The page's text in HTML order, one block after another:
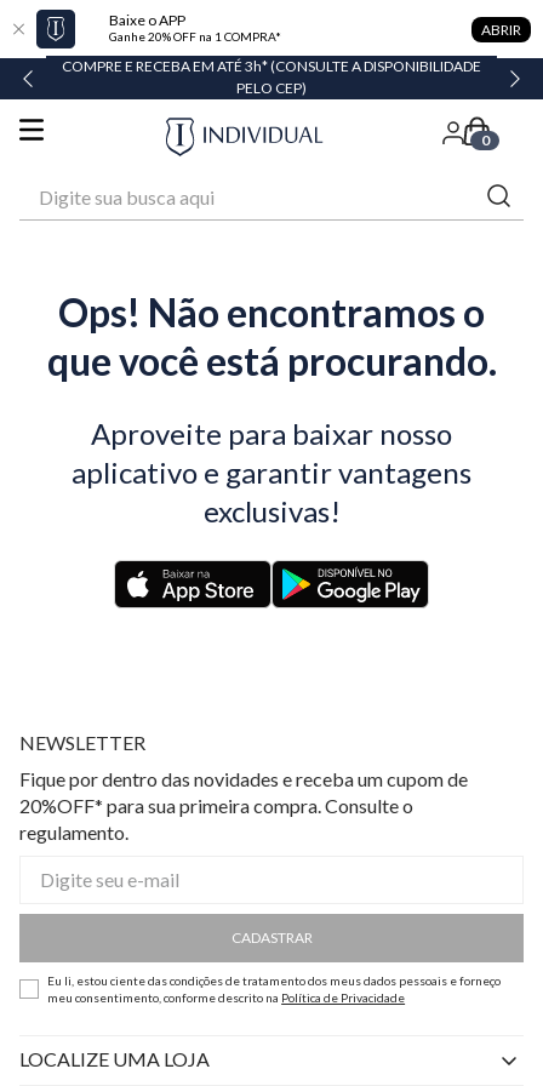
Baixe o APP
Ganhe 20% OFF na 1 COMPRA* ABRIR
COMPRE E RECEBA EM ATÉ 3h* (CONSULTE A DISPONIBILIDADE
PELO CEP)
0
Ops! Não encontramos o
que você está procurando.
Aproveite para baixar nosso
aplicativo e garantir vantagens
exclusivas!
NEWSLETTER
Fique por dentro das novidades e receba um cupom de
20%OFF* para sua primeira compra. Consulte o
regulamento.
CADASTRAR
Eu li, estou ciente das condições de tratamento dos meus dados pessoais e forneço
meu consentimento, conforme descrito na Política de Privacidade
LOCALIZE UMA LOJA